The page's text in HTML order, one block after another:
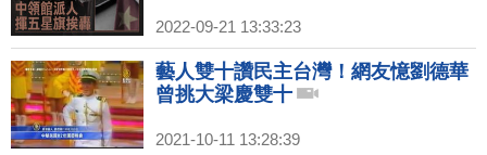
2022-09-21 13:33:23
藝人雙十讚民主台灣！網友憶劉德華
曾挑大梁慶雙十
2021-10-11 13:28:39